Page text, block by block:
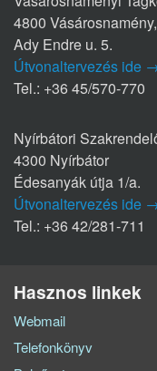
4800 Vásárosnamény,
Ady Endre u. 5.
Útvonaltervezés ide
Tel.: +36 45/570-770
Nyírbátori
4300 Nyírbátor
Édesanyák útja 1/a.
Útvonaltervezés ide
Tel.: +36 42/281-711
Hasznos linkek
Webmail
Telefonkönyv